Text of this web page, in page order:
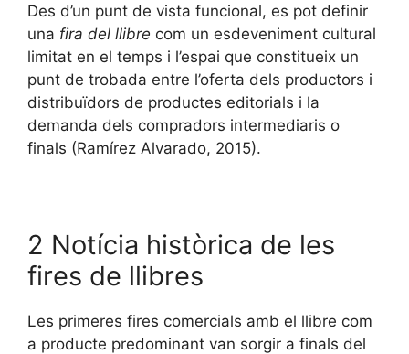
Des d’un punt de vista funcional, es pot definir
una fira del llibre com un esdeveniment cultural
limitat en el temps i l’espai que constitueix un
punt de trobada entre l’oferta dels productors i
distribuïdors de productes editorials i la
demanda dels compradors intermediaris o
finals (Ramírez Alvarado, 2015).
2 Notícia històrica de les
fires de llibres
Les primeres fires comercials amb el llibre com
a producte predominant van sorgir a finals del